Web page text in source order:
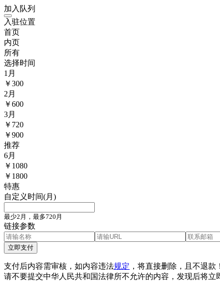
加入队列
入驻位置
首页
内页
所有
选择时间
1 月
￥300
2 月
￥600
3月
￥ 720
￥900
推荐
6月
￥ 1080
￥1800
特惠
自定义时间(月)
最少2月，最多720月
链接参数
立即支付
支付后内容需审核，如内容违法规定 ，将直接删除，且不退款
请不要提交中华人民共和国法律所不允许的内容，发现后将立